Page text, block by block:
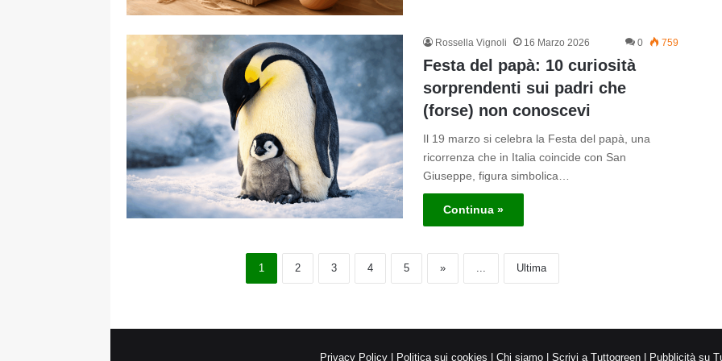
Rossella Vignoli 16 Marzo 2026 0 759
Festa del papà: 10 curiosità
sorprendenti sui padri che
(forse) non conoscevi
Il 19 marzo si celebra la Festa del papà, una
ricorrenza che in Italia coincide con San
Giuseppe, figura simbolica…
Continua »
1 2 3 4 5 » Ultima
Privacy Policy Politica sui cookies Chi siamo Scrivi a Tuttogreen Pubblicità su